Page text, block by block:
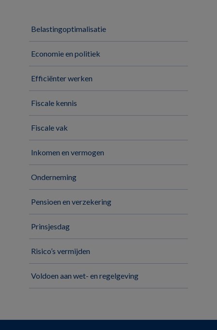
Belastingoptimalisatie
Economie en politiek
Efficiënter werken
Fiscale kennis
Fiscale vak
Inkomen en vermogen
Onderneming
Pensioen en verzekering
Prinsjesdag
Risico’s vermijden
Voldoen aan wet- en regelgeving